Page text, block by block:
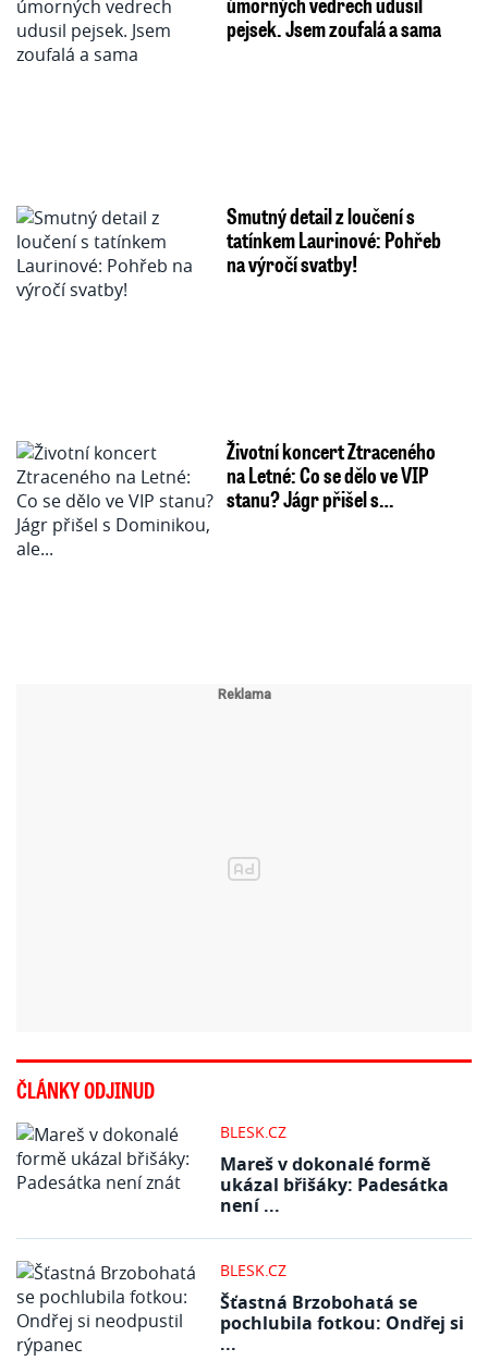
pejsek. Jsem zoufalá a sama
Smutný detail z loučení s
tatínkem Laurinové: Pohřeb
na výročí svatby!
Životní koncert Ztraceného
na Letné: Co se dělo ve VIP
stanu? Jágr přišel s…
ČLÁNKY ODJINUD
BLESK.CZ
Mareš v dokonalé formě
ukázal břišáky: Padesátka
není ...
BLESK.CZ
Šťastná Brzobohatá se
pochlubila fotkou: Ondřej si
...